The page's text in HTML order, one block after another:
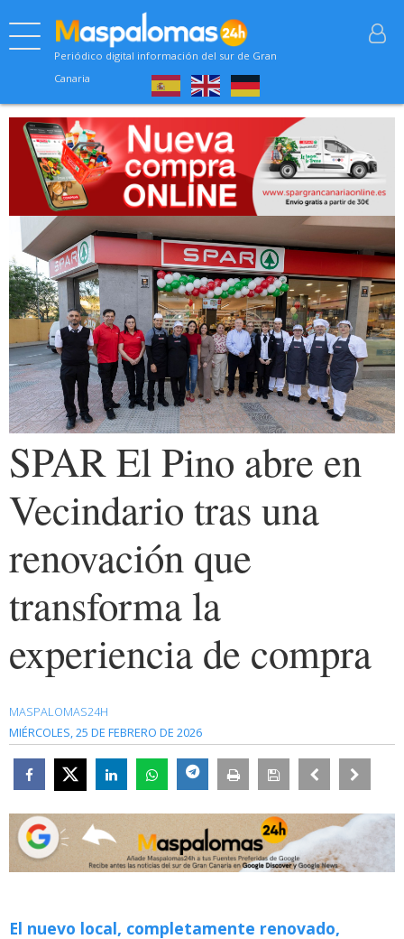
Periódico digital información del sur de Gran
Canaria
SPAR El Pino abre en
Vecindario tras una
renovación que
transforma la
experiencia de compra
MASPALOMAS24H
MIÉRCOLES, 25 DE FEBRERO DE 2026
El nuevo local, completamente renovado,